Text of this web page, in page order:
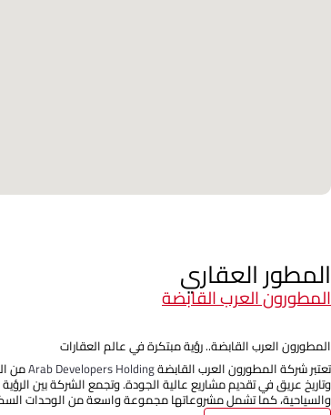
المطور العقاري
المطورون العرب القابضة
المطورون العرب القابضة.. رؤية مبتكرة في عالم العقارات
تعتبر شركة المطورون العرب القابضةArab Developers Holdingمن
وتاريخ عريق في تقديم مشاريع عالية الجودة. وتجمع الشركة بين
والسياحية، كما تشمل مشروعاتها مجموعة واسعة من الوحدات